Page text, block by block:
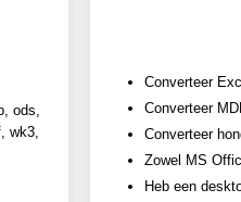
ods,
wk3,
Converteer
Converteer
Converteer
Zowel MS
Heb een